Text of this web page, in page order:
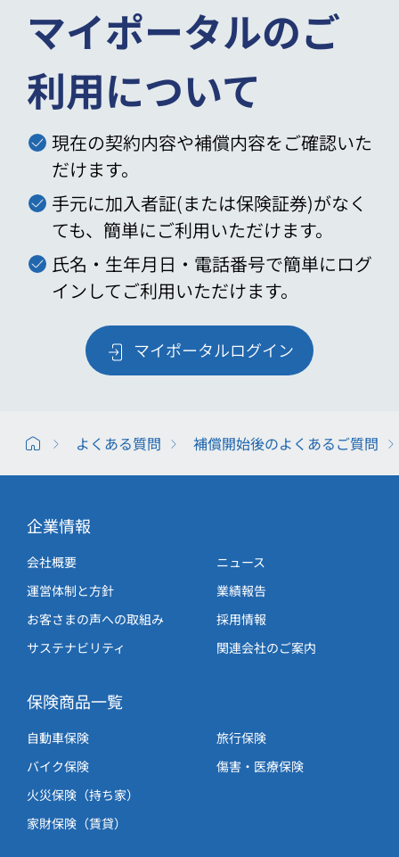
マイポータルのご
利用について
現在の契約内容や補償内容をご確認いた
だけます。
手元に加入者証(または保険証券)がなく
ても、簡単にご利用いただけます。
氏名・生年月日・電話番号で簡単にログ
インしてご利用いただけます。
マイポータルログイン
よくある質問 補償開始後のよくあるご質問
企業情報
会社概要
運営体制と方針
お客さまの声への取組み
サステナビリティ
ニュース
業績報告
採用情報
関連会社のご案内
保険商品一覧
自動車保険
バイク保険
火災保険（持ち家）
家財保険（賃貸）
旅行保険
傷害・医療保険